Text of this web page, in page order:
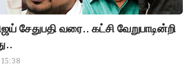
சேதுபதி வரை.. கட்சி வேறுபாடின்றி